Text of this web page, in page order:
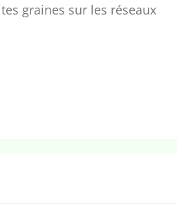
graines sur les réseaux